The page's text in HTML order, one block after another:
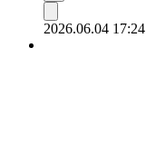
2026.06.04 17:24